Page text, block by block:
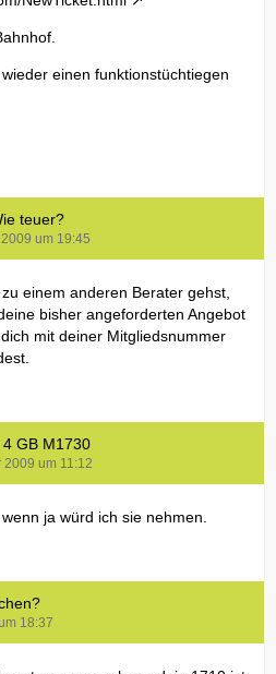
einen funktionstüchtiegen
teuer?
um 19:45
einem anderen Berater gehst,
bisher angeforderten Angebot
mit deiner Mitgliedsnummer
GB M1730
um 11:12
ja würd ich sie nehmen.
18:37